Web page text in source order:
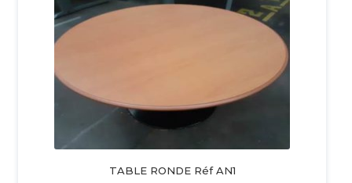
TABLE RONDE Réf AN1